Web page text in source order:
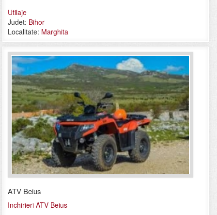
Utilaje
Judet: Bihor
Localitate: Marghita
ATV Beius
Inchirieri ATV Beius